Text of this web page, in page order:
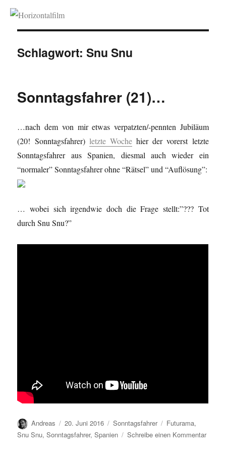
Horizontalfilm
Schlagwort:Snu Snu
Sonntagsfahrer (21)…
…nach dem von mir etwas verpatzten/-pennten Jubiläum
(20! Sonntagsfahrer) letzte Wochehier der vorerst letzte
Sonntagsfahrer aus Spanien, diesmal auch wieder ein
“normaler” Sonntagsfahrer ohne “Rätsel” und “Auflösung”:
… wobei sich irgendwie doch die Frage stellt:”??? Tot
durch Snu Snu?”
Autor
Andreas
Veröffentlicht
am
20. Juni 2016 Kategorien
Sonntagsfahrer Schlagwörter
Futurama,
Snu Snu,Sonntagsfahrer,Spanien Schreibe einen Kommentarzu